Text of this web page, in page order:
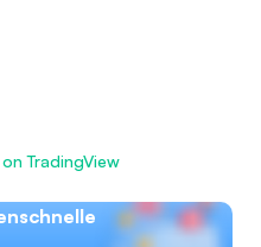
TradingView